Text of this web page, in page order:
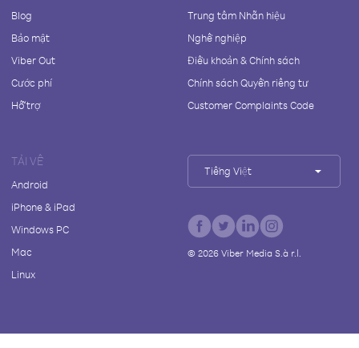
Blog
Bảo mật
Viber Out
Cước phí
Hỗ trợ
Trung tâm Nhãn hiệu
Nghề nghiệp
Điều khoản & Chính sách
Chính sách Quyền riêng tư
Customer Complaints Code
TẢI VỀ
Android
iPhone & iPad
Windows PC
Mac
Linux
Tiếng Việt
© 2026Viber Media S.à r.l.